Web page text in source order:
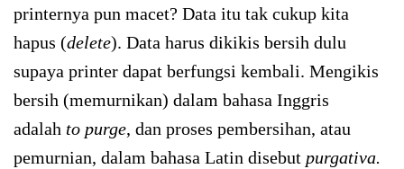
printernya pun macet? Data itu tak cukup kita
hapus (delete). Data harus dikikis bersih dulu
supaya printer dapat berfungsi kembali. Mengikis
bersih (memurnikan) dalam bahasa Inggris
adalah to purge, dan proses pembersihan, atau
pemurnian, dalam bahasa Latin disebut purgativa.